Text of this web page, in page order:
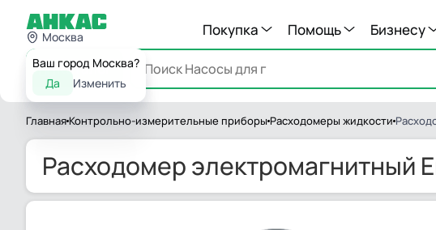
Москва
Ваш город Москва?
Да
Изменить
Покупка Помощь Бизнесу
Каталог
Главная Контрольно-измерительные приборы Расходомеры жидкости
Расходомер электромагнитный